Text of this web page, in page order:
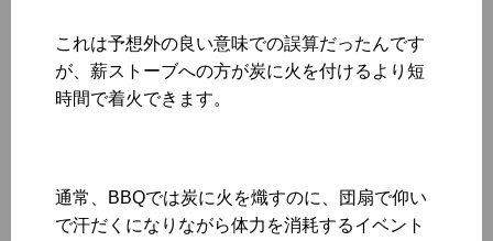
これは予想外の良い意味での誤算だったんです
が、薪ストーブへの方が炭に火を付けるより短
時間で着火できます。
通常、BBQでは炭に火を熾すのに、団扇で仰い
で汗だくになりながら体力を消耗するイベント